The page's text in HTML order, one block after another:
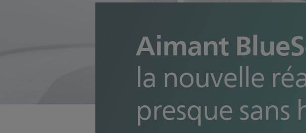
Aimant
la nouvelle
presque sans